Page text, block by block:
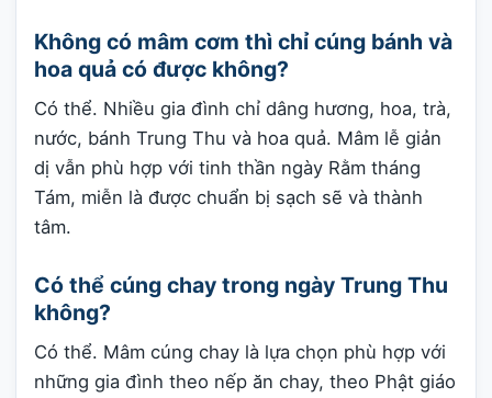
Không có mâm cơm thì chỉ cúng bánh và
hoa quả có được không?
Có thể. Nhiều gia đình chỉ dâng hương, hoa, trà,
nước, bánh Trung Thu và hoa quả. Mâm lễ giản
dị vẫn phù hợp với tinh thần ngày Rằm tháng
Tám, miễn là được chuẩn bị sạch sẽ và thành
tâm.
Có thể cúng chay trong ngày Trung Thu
không?
Có thể. Mâm cúng chay là lựa chọn phù hợp với
những gia đình theo nếp ăn chay, theo Phật giáo